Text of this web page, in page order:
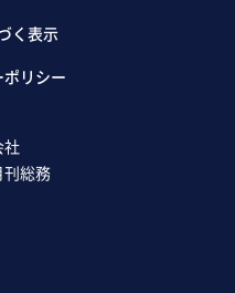
く表示
リシー
社
総務